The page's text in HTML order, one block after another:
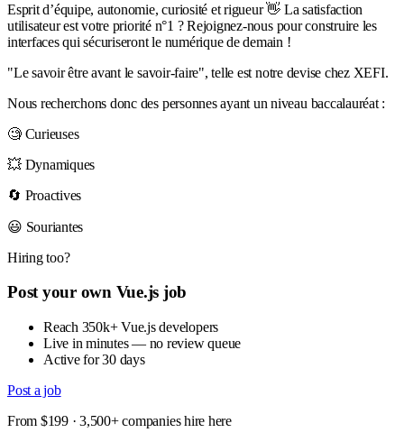
Esprit d’équipe, autonomie, curiosité et rigueur 👋 La satisfaction
utilisateur est votre priorité n°1 ? Rejoignez-nous pour construire les
interfaces qui sécuriseront le numérique de demain !
"Le savoir être avant le savoir-faire", telle est notre devise chez XEFI.
Nous recherchons donc des personnes ayant un niveau baccalauréat :
🧐 Curieuses
💥 Dynamiques
🔄 Proactives
😃 Souriantes
Hiring too?
Post your own Vue.js job
Reach 350k+ Vue.js developers
Live in minutes — no review queue
Active for 30 days
Post a job
From $199 · 3,500+ companies hire here